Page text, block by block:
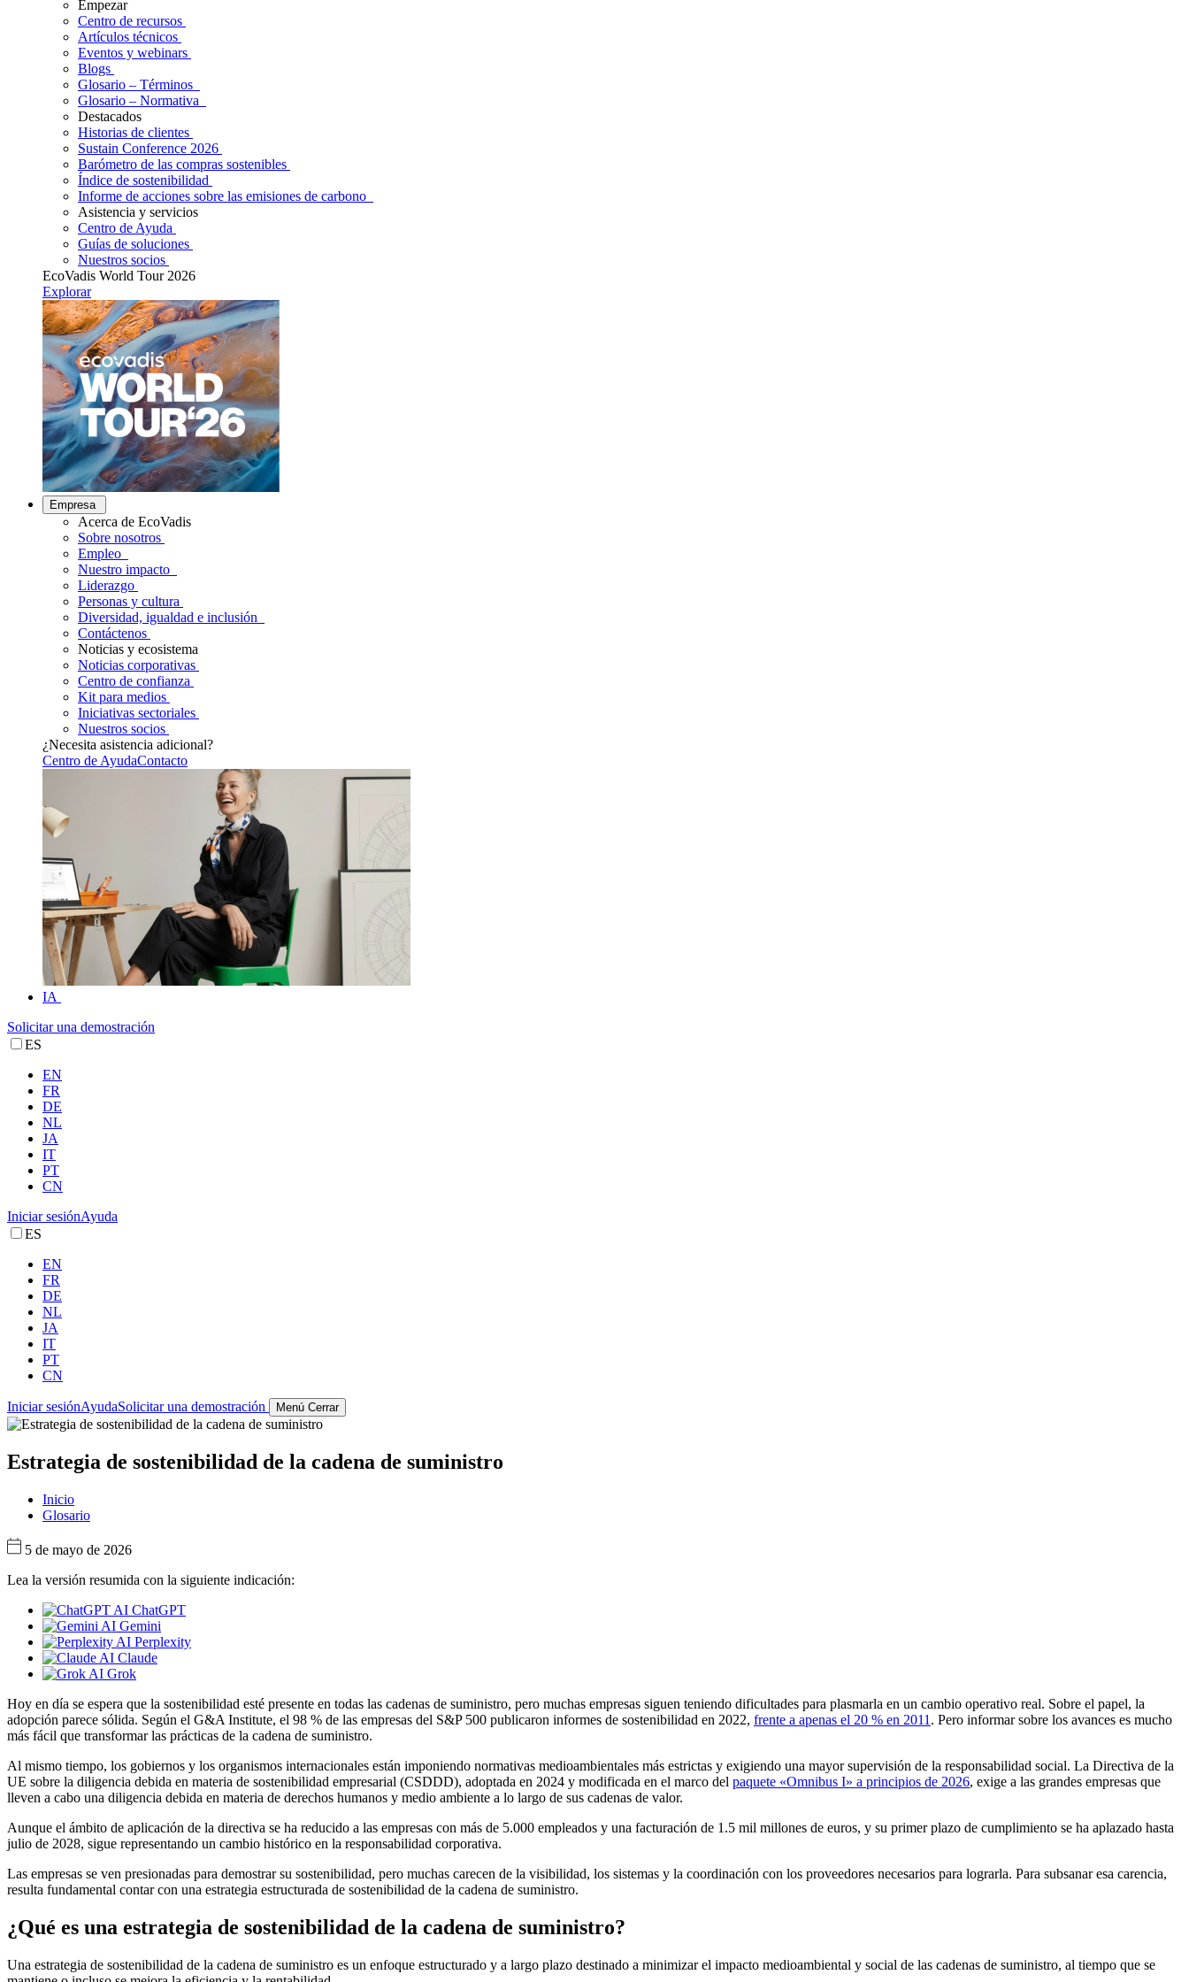
Empezar
Centro de recursos
Artículos técnicos
Eventos y webinars
Blogs
Glosario – Términos
Glosario – Normativa
Destacados
Historias de clientes
Sustain Conference 2026
Barómetro de las compras sostenibles
Índice de sostenibilidad
Informe de acciones sobre las emisiones de carbono
Asistencia y servicios
Centro de Ayuda
Guías de soluciones
Nuestros socios
EcoVadis World Tour 2026
Explorar
Empresa
Acerca de EcoVadis
Sobre nosotros
Empleo
Nuestro impacto
Liderazgo
Personas y cultura
Diversidad, igualdad e inclusión
Contáctenos
Noticias y ecosistema
Noticias corporativas
Centro de confianza
Kit para medios
Iniciativas sectoriales
Nuestros socios
¿Necesita asistencia adicional?
Centro de AyudaContacto
IA
Solicitar una demostración
ES
EN
FR
DE
NL
JA
IT
PT
CN
Iniciar sesiónAyuda
ES
EN
FR
DE
NL
JA
IT
PT
CN
Iniciar sesiónAyudaSolicitar una demostración Menú Cerrar
Estrategia de sostenibilidad de la cadena de suministro
Inicio
Glosario
5 de mayo de 2026
Lea la versión resumida con la siguiente indicación:
ChatGPT
Gemini
Perplexity
Claude
Grok
Hoy en día se espera que la sostenibilidad esté presente en todas las cadenas de suministro, pero muchas empresas siguen teniendo dificultades para plasmarla en un cambio operativo real. Sobre el papel, la
adopción parece sólida. Según el G&A Institute, el 98 % de las empresas del S&P 500 publicaron informes de sostenibilidad en 2022, frente a apenas el 20 % en 2011 . Pero informar sobre los avances es mucho
más fácil que transformar las prácticas de la cadena de suministro.
Al mismo tiempo, los gobiernos y los organismos internacionales están imponiendo normativas medioambientales más estrictas y exigiendo una mayor supervisión de la responsabilidad social. La Directiva de la
UE sobre la diligencia debida en materia de sostenibilidad empresarial (CSDDD), adoptada en 2024 y modificada en el marco del paquete «Omnibus I» a principios de 2026, exige a las grandes empresas que
lleven a cabo una diligencia debida en materia de derechos humanos y medio ambiente a lo largo de sus cadenas de valor.
Aunque el ámbito de aplicación de la directiva se ha reducido a las empresas con más de 5.000 empleados y una facturación de 1.5 mil millones de euros, y su primer plazo de cumplimiento se ha aplazado hasta
julio de 2028, sigue representando un cambio histórico en la responsabilidad corporativa.
Las empresas se ven presionadas para demostrar su sostenibilidad, pero muchas carecen de la visibilidad, los sistemas y la coordinación con los proveedores necesarios para lograrla. Para subsanar esa carencia,
resulta fundamental contar con una estrategia estructurada de sostenibilidad de la cadena de suministro.
¿Qué es una estrategia de sostenibilidad de la cadena de suministro?
Una estrategia de sostenibilidad de la cadena de suministro es un enfoque estructurado y a largo plazo destinado a minimizar el impacto medioambiental y social de las cadenas de suministro, al tiempo que se